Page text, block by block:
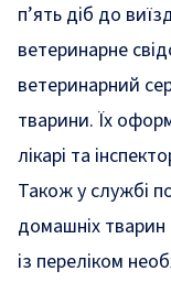
п’ять діб до
ветеринарне
ветеринарний
тварини. Їх
лікарі та
Також у службі
домашніх тварин
із переліком